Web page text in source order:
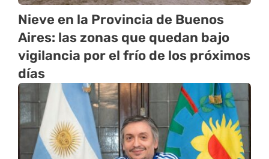
Nieve en la Provincia de Buenos
Aires: las zonas que quedan bajo
vigilancia por el frío de los próximos
días